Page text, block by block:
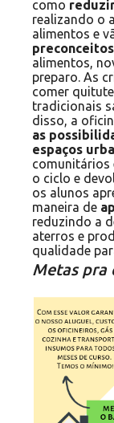
como
realizando o
alimentos e
alimentos,
preparo. As
comer
tradicionais
disso, a
as
espaços
comunitários
o ciclo e
os alunos
maneira de
reduzindo a
aterros e
qualidade
Metas pra